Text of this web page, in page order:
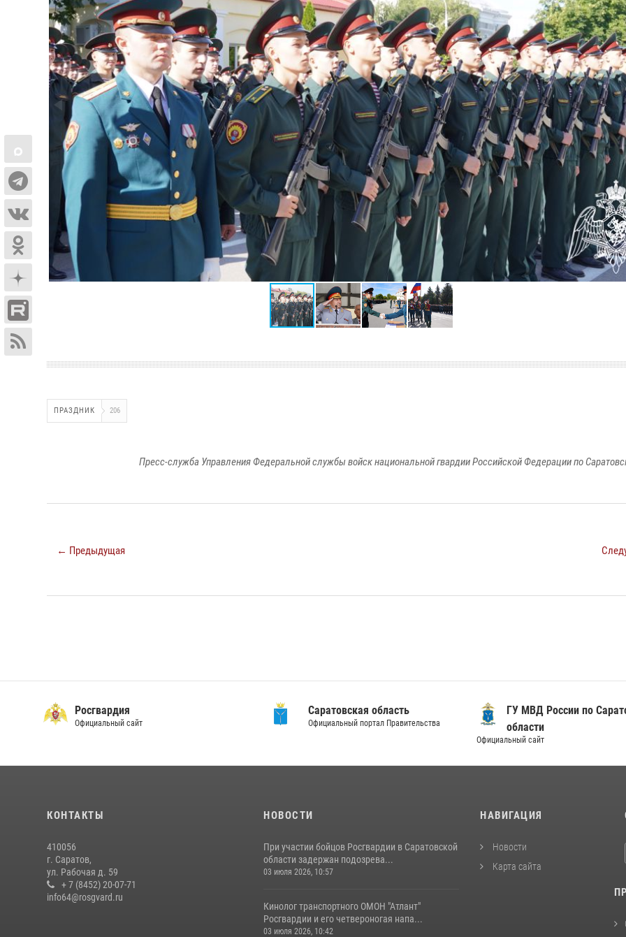
ПРАЗДНИК 206
Пресс-служба Управления Федеральной службы войск национальной гвардии Российской Федерации по
← Предыдущая
Росгвардия
Официальный сайт
Саратовская область
Официальный портал Правительства
ГУ МВД России по
области
Официальный сайт
КОНТАКТЫ
410056
г. Саратов,
ул. Рабочая д. 59
+ 7 (8452) 20-07-71
info64@rosgvard.ru
НОВОСТИ
При участии бойцов Росгвардии в Саратовской
области задержан подозрева...
03 июля 2026, 10:57
Кинолог транспортного ОМОН "Атлант"
Росгвардии и его четвероногая напа...
03 июля 2026, 10:42
НАВИГАЦИЯ
Новости
Карта сайта